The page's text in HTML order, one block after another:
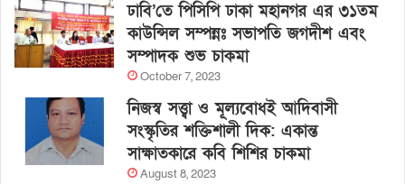
ঢাবি’তে পিসিপি ঢাকা মহানগর এর ৩১তম
কাউন্সিল সম্পন্নঃ সভাপতি জগদীশ এবং
সম্পাদক শুভ চাকমা
October 7, 2023
নিজস্ব সত্ত্বা ও মূল্যবোধই আদিবাসী
সংস্কৃতির শক্তিশালী দিক: একান্ত
সাক্ষাতকারে কবি শিশির চাকমা
August 8, 2023